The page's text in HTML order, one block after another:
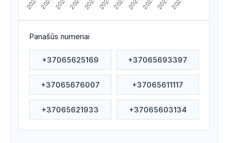
Apsilankyta ataskaitoje 2026/07/23 06:27
Apsilankyta ataskaitoje 2026/07/19 21:11
Apsilankyta ataskaitoje 2026/07/18 12:30
Apsilankyta ataskaitoje 2026/07/18 04:58
Panašūs numeriai
+37065625169 +37065693397
+37065676007 +37065611117
+37065621933 +37065603134